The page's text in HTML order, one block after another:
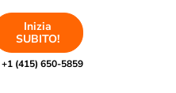
Inizia
SUBITO!
+1 (415) 650-5859